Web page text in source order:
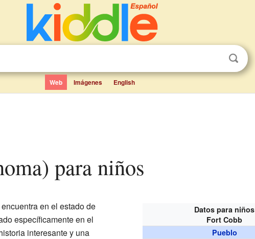
Web Imágenes English
para niños
Datos para niños
Fort Cobb
Pueblo
en el estado de
específicamente en el
interesante y una